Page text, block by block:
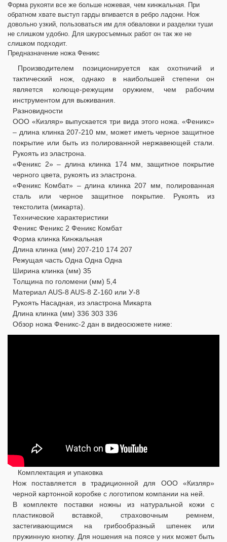
Форма рукояти все же больше ножевая, чем кинжальная. При
обратном хвате выступ гарды впивается в ребро ладони. Нож
довольно узкий, пользоваться им для обваловки и разделки туши
не слишком удобно. Для шкуросъемных работ он так же не
слишком подходит.
Предназначение ножа Феникс
Производителем позиционируется как охотничий и
тактический нож, однако в наибольшей степени он
является колюще-режущим оружием, чем рабочим
инструментом для выживания.
Разновидности
ООО «Кизляр» выпускается три вида этого ножа. «Феникс»
– длина клинка 207-210 мм, может иметь черное защитное
покрытие или быть из полированной нержавеющей стали.
Рукоять из эластрона.
«Феникс 2» – длина клинка 174 мм, защитное покрытие
черного цвета, рукоять из эластрона.
«Феникс Комбат» – длина клинка 207 мм, полированная
сталь или черное защитное покрытие. Рукоять из
текстолита (микарта).
Технические характеристики
Феникс Феникс 2 Феникс Комбат
Форма клинка Кинжальная
Длина клинка (мм) 207-210 174 207
Режущая часть Одна Одна Одна
Ширина клинка (мм) 35
Толщина по голомени (мм) 5,4
Материал AUS-8 AUS-8 Z-160 или У-8
Рукоять Насадная, из эластрона Микарта
Длина клинка (мм) 336 303 336
Обзор ножа Феникс-2 дан в видеосюжете ниже:
Комплектация и упаковка
Нож поставляется в традиционной для ООО «Кизляр»
черной картонной коробке с логотипом компании на ней.
В комплекте поставки ножны из натуральной кожи с
пластиковой вставкой, страховочным ремнем,
застегивающимся на грибообразный шпенек или
пружинную кнопку. Для ношения на поясе у них может быть